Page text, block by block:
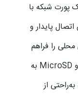
پورت شبکه با
100 نیز امکان اتصال پایدار و
را فراهم
می‌کند. وجود درگاه کارت‌خوان SD و MicroSD به
از